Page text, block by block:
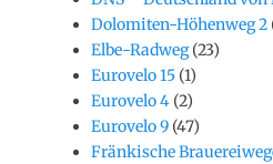
Dolomiten-Höhenweg 2
Elbe-Radweg(23)
Eurovelo 15 (1)
Eurovelo 4 (2)
Eurovelo 9 (47)
Fränkische